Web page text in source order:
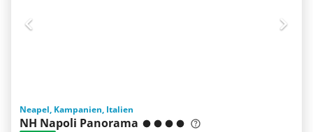
Neapel, Kampanien, Italien
NH Napoli Panorama